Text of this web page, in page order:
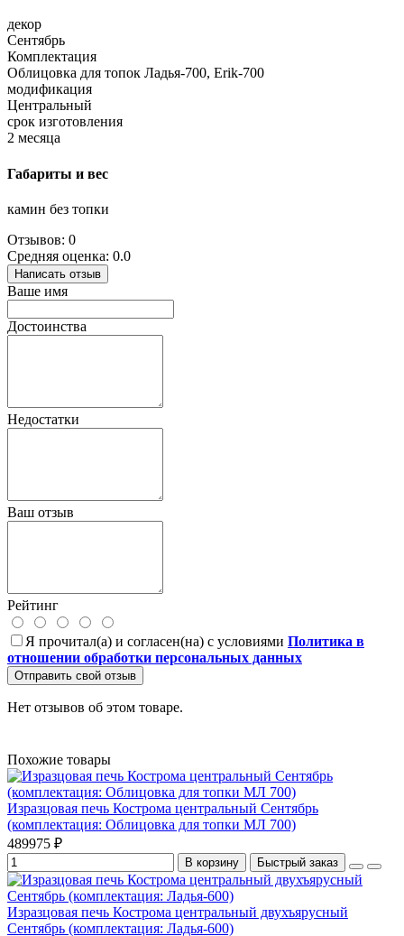
декор
Сентябрь
Комплектация
Облицовка для топок Ладья-700, Erik-700
модификация
Центральный
срок изготовления
2 месяца
Габариты и вес
камин без топки
Отзывов: 0
Средняя оценка: 0.0
Написать отзыв
Ваше имя
Достоинства
Недостатки
Ваш отзыв
Рейтинг
Я прочитал(а) и согласен(на) с условиями Политика в
отношении обработки персональных данных
Отправить свой отзыв
Нет отзывов об этом товаре.
Похожие товары
Изразцовая печь Кострома центральный Сентябрь
(комплектация: Облицовка для топки МЛ 700)
489975 ₽
В корзину Быстрый заказ
Изразцовая печь Кострома центральный двухъярусный
Сентябрь (комплектация: Ладья-600)